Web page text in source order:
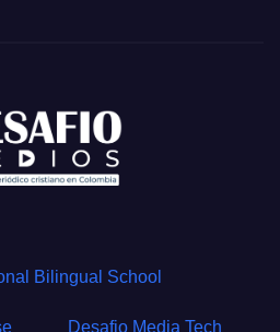
Bilingual School
Desafio Media Tech